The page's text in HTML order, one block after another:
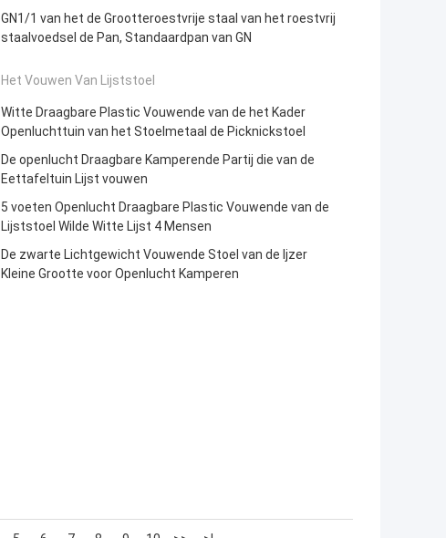
GN1/1 van het de Grootteroestvrije staal van het roestvrij
staalvoedsel de Pan, Standaardpan van GN
Het Vouwen Van Lijststoel
Witte Draagbare Plastic Vouwende van de het Kader
Openluchttuin van het Stoelmetaal de Picknickstoel
De openlucht Draagbare Kamperende Partij die van de
Eettafeltuin Lijst vouwen
5 voeten Openlucht Draagbare Plastic Vouwende van de
Lijststoel Wilde Witte Lijst 4 Mensen
De zwarte Lichtgewicht Vouwende Stoel van de Ijzer
Kleine Grootte voor Openlucht Kamperen